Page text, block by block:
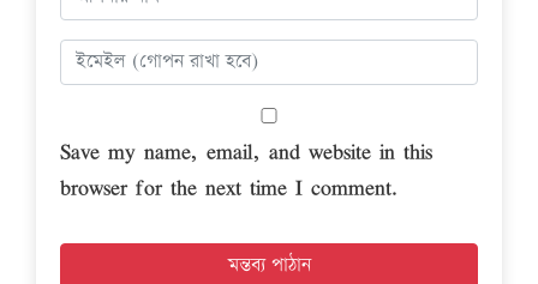
Save my name, email, and website in this
browser for the next time I comment.